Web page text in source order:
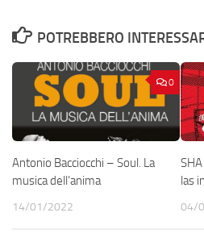
POTREBBERO
0
Antonio Bacciocchi – Soul. La
musica dell’anima
14/01/2022
las
04/